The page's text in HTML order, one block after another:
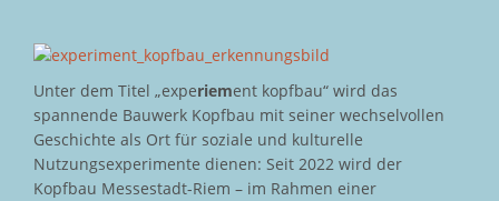
Unter dem Titel „experiement kopfbau“ wird das
spannende Bauwerk Kopfbau mit seiner wechselvollen
Geschichte als Ort für soziale und kulturelle
Nutzungsexperimente dienen: Seit 2022 wird der
Kopfbau Messestadt-Riem – im Rahmen einer